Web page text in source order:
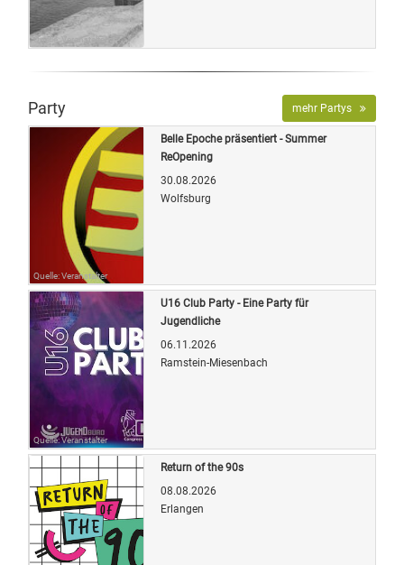
Quelle: Veranstalter
Party mehr Partys
Quelle: Veranstalter
Belle Epoche präsentiert - Summer
ReOpening
30.08.2026
Wolfsburg
Quelle: Veranstalter
U16 Club Party - Eine Party für
Jugendliche
06.11.2026
Ramstein-Miesenbach
Return of the 90s
08.08.2026
Erlangen